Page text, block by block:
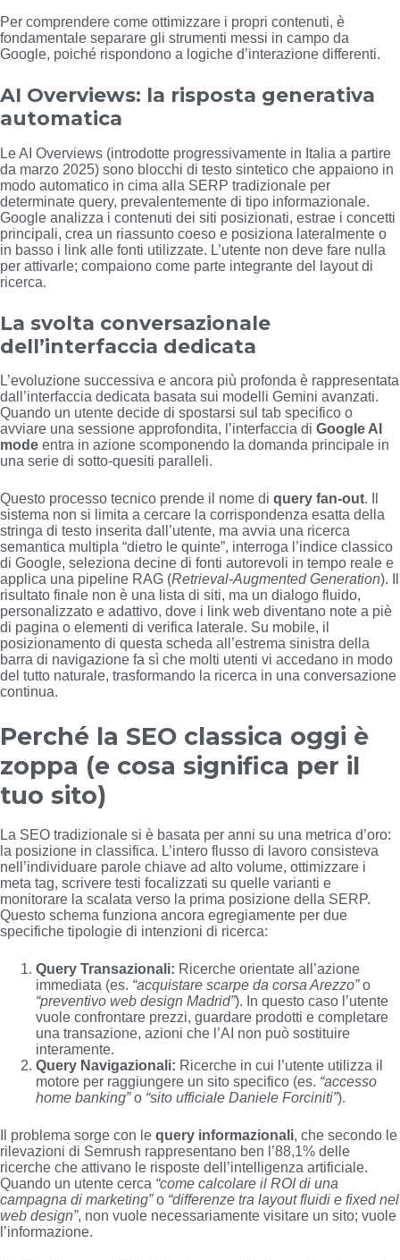
Per comprendere come ottimizzare i propri contenuti, è
fondamentale separare gli strumenti messi in campo da
Google, poiché rispondono a logiche d’interazione differenti.
AI Overviews: la risposta generativa
automatica
Le AI Overviews (introdotte progressivamente in Italia a partire
da marzo 2025) sono blocchi di testo sintetico che appaiono in
modo automatico in cima alla SERP tradizionale per
determinate query, prevalentemente di tipo informazionale.
Google analizza i contenuti dei siti posizionati, estrae i concetti
principali, crea un riassunto coeso e posiziona lateralmente o
in basso i link alle fonti utilizzate. L’utente non deve fare nulla
per attivarle; compaiono come parte integrante del layout di
ricerca.
La svolta conversazionale
dell’interfaccia dedicata
L’evoluzione successiva e ancora più profonda è rappresentata
dall’interfaccia dedicata basata sui modelli Gemini avanzati.
Quando un utente decide di spostarsi sul tab specifico o
avviare una sessione approfondita, l’interfaccia di Google AI
mode entra in azione scomponendo la domanda principale in
una serie di sotto-quesiti paralleli.
Questo processo tecnico prende il nome di query fan-out. Il
sistema non si limita a cercare la corrispondenza esatta della
stringa di testo inserita dall’utente, ma avvia una ricerca
semantica multipla “dietro le quinte”, interroga l’indice classico
di Google, seleziona decine di fonti autorevoli in tempo reale e
applica una pipeline RAG (Retrieval-Augmented Generation). Il
risultato finale non è una lista di siti, ma un dialogo fluido,
personalizzato e adattivo, dove i link web diventano note a piè
di pagina o elementi di verifica laterale. Su mobile, il
posizionamento di questa scheda all’estrema sinistra della
barra di navigazione fa sì che molti utenti vi accedano in modo
del tutto naturale, trasformando la ricerca in una conversazione
continua.
Perché la SEO classica oggi è
zoppa (e cosa significa per il
tuo sito)
La SEO tradizionale si è basata per anni su una metrica d’oro:
la posizione in classifica. L’intero flusso di lavoro consisteva
nell’individuare parole chiave ad alto volume, ottimizzare i
meta tag, scrivere testi focalizzati su quelle varianti e
monitorare la scalata verso la prima posizione della SERP.
Questo schema funziona ancora egregiamente per due
specifiche tipologie di intenzioni di ricerca:
Query Transazionali: Ricerche orientate all’azione
immediata (es. “acquistare scarpe da corsa Arezzo”o
“preventivo web design Madrid”). In questo caso l’utente
vuole confrontare prezzi, guardare prodotti e completare
una transazione, azioni che l’AI non può sostituire
interamente.
Query Navigazionali: Ricerche in cui l’utente utilizza il
motore per raggiungere un sito specifico (es. “accesso
home banking”o “sito ufficiale Daniele Forciniti”).
Il problema sorge con le query informazionali, che secondo le
rilevazioni di Semrush rappresentano ben l’88,1% delle
ricerche che attivano le risposte dell’intelligenza artificiale.
Quando un utente cerca “come calcolare il ROI di una
campagna di marketing”o “differenze tra layout fluidi e fixed nel
web design”, non vuole necessariamente visitare un sito; vuole
l’informazione.